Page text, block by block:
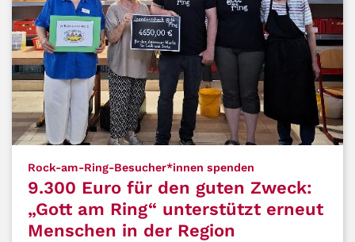
Rock-am-Ring-Besucher*innen spenden
9.300 Euro für den guten Zweck:
„Gott am Ring“ unterstützt erneut
Menschen in der Region